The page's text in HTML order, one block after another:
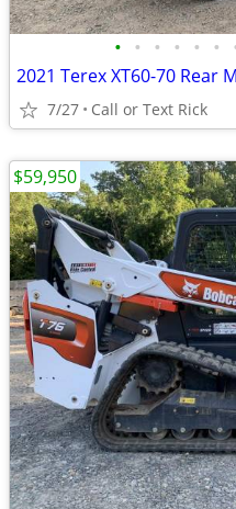
• • • • • •
2021 Terex XT60-70 Rear
7/27 Call or Text Rick
$59,950